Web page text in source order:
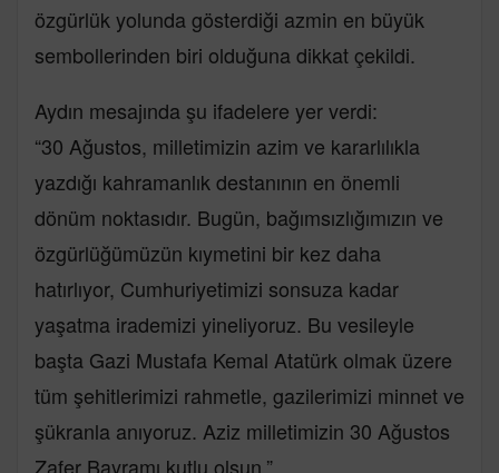
özgürlük yolunda gösterdiği azmin en büyük
sembollerinden biri olduğuna dikkat çekildi.
Aydın mesajında şu ifadelere yer verdi:
“30 Ağustos, milletimizin azim ve kararlılıkla
yazdığı kahramanlık destanının en önemli
dönüm noktasıdır. Bugün, bağımsızlığımızın ve
özgürlüğümüzün kıymetini bir kez daha
hatırlıyor, Cumhuriyetimizi sonsuza kadar
yaşatma irademizi yineliyoruz. Bu vesileyle
başta Gazi Mustafa Kemal Atatürk olmak üzere
tüm şehitlerimizi rahmetle, gazilerimizi minnet ve
şükranla anıyoruz. Aziz milletimizin 30 Ağustos
Zafer Bayramı kutlu olsun.”